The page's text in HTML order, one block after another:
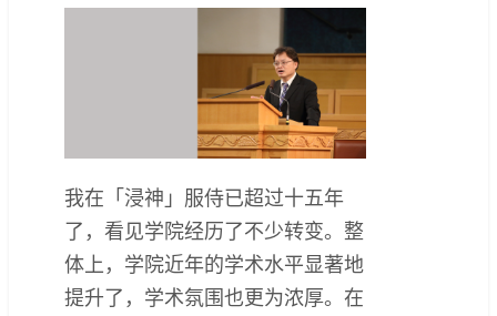
我在「浸神」服侍已超过十五年
了，看见学院经历了不少转变。整
体上，学院近年的学术水平显著地
提升了，学术氛围也更为浓厚。在